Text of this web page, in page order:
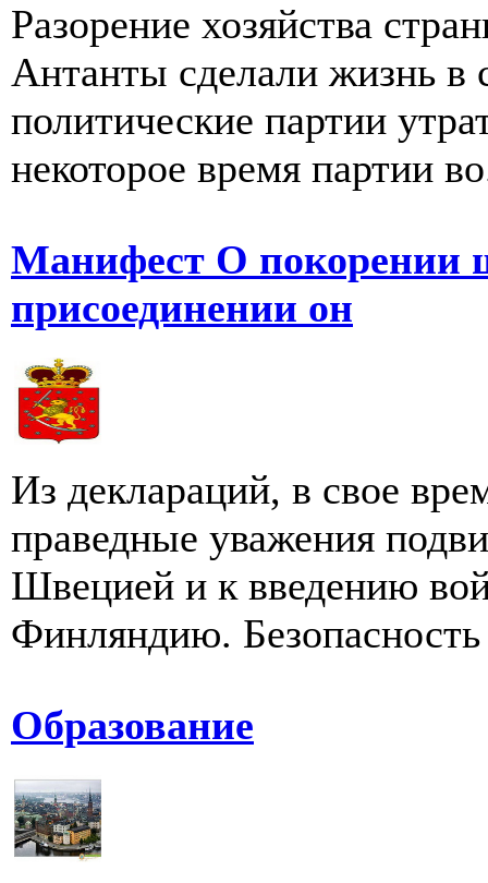
Разорение хозяйства
Антанты сделали жизнь в
политические партии
некоторое время партии
Манифест О покорении
присоединении он
Из деклараций, в свое
праведные уважения
Швецией и к введению
Финляндию.
Образование